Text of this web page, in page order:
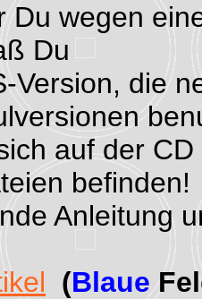
Du wegen
Du
Version, die
auf der
befinden!
Anleitung
(Blaue